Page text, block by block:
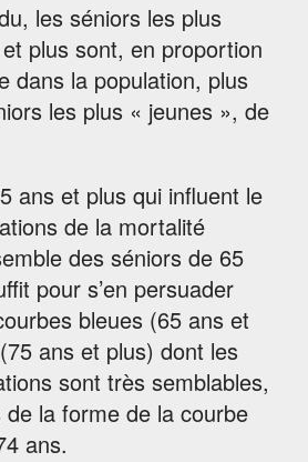
les séniors les plus
plus sont, en proportion
dans la population, plus
les plus « jeunes », de
ans et plus qui influent le
de la mortalité
des séniors de 65
pour s’en persuader
bleues (65 ans et
ans et plus) dont les
sont très semblables,
la forme de la courbe
ans.